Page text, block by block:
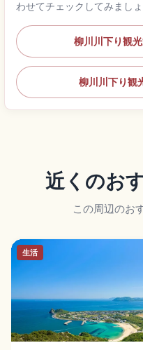
わせてチェックしてみましょ
柳川川下り観
柳川川下り観
近くのお
この周辺のお
生活